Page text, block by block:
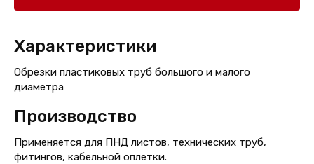
Характеристики
Обрезки пластиковых труб большого и малого
диаметра
Производство
Применяется для ПНД листов, технических труб,
фитингов, кабельной оплетки.